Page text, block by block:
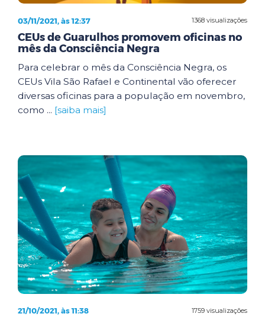
1368 visualizações
03/11/2021, às 12:37
CEUs de Guarulhos promovem oficinas no
mês da Consciência Negra
Para celebrar o mês da Consciência Negra, os
CEUs Vila São Rafael e Continental vão oferecer
diversas oficinas para a população em novembro,
como ... [saiba mais]
1759 visualizações
21/10/2021, às 11:38